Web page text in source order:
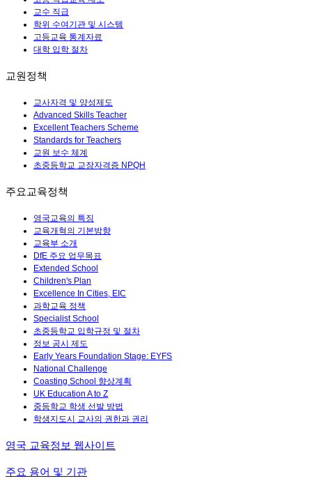
교수 직급
학위 수여기관 및 시스템
고등교육 통계자료
대학 입학 절차
교원정책
교사자격 및 양성제도
Advanced Skills Teacher
Excellent Teachers Scheme
Standards for Teachers
교원 보수 체계
초중등학교 교장자격증 NPQH
주요교육정책
영국교육의 특징
교육개혁의 기본방향
교육부 소개
DfE 주요 업무목표
Extended School
Children's Plan
Excellence In Cities, EIC
과학교육 정책
Specialist School
초중등학교 입학규정 및 절차
정보 공시 제도
Early Years Foundation Stage: EYFS
National Challenge
Coasting School 향상계획
UK Education A to Z
중등학교 학생 선발 방법
학생지도시 교사의 권한과 권리
영국 교육정보 웹사이트
주요 용어 및 기관